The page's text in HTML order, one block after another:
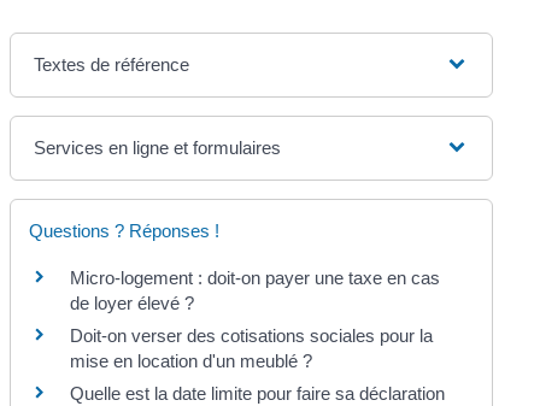
Textes de référence
Services en ligne et formulaires
Questions ? Réponses !
Micro-logement : doit-on payer une taxe en cas
de loyer élevé ?
Doit-on verser des cotisations sociales pour la
mise en location d'un meublé ?
Quelle est la date limite pour faire sa déclaration